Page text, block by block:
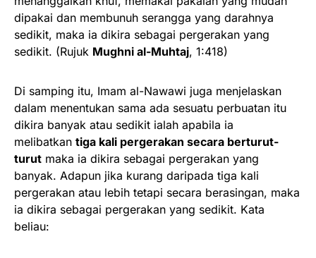
dipakai dan membunuh serangga yang darahnya
sedikit, maka ia dikira sebagai pergerakan yang
sedikit. (Rujuk Mughni al-Muhtaj, 1:418)
Di samping itu, Imam al-Nawawi juga menjelaskan
dalam menentukan sama ada sesuatu perbuatan itu
dikira banyak atau sedikit ialah apabila ia
melibatkan tiga kali pergerakan secara berturut-
turut maka ia dikira sebagai pergerakan yang
banyak. Adapun jika kurang daripada tiga kali
pergerakan atau lebih tetapi secara berasingan, maka
ia dikira sebagai pergerakan yang sedikit. Kata
beliau: